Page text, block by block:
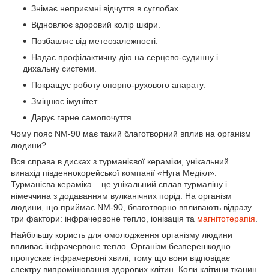
Знімає неприємні відчуття в суглобах.
Відновлює здоровий колір шкіри.
Позбавляє від метеозалежності.
Надає профілактичну дію на серцево-судинну і
дихальну системи.
Покращує роботу опорно-рухового апарату.
Зміцнює імунітет.
Дарує гарне самопочуття.
Чому пояс NM-90 має такий благотворний вплив на організм
людини?
Вся справа в дисках з турманієвої кераміки, унікальний
винахід південнокорейської компанії «Нуга Медікл».
Турманієва кераміка – це унікальний сплав турмаліну і
німеччина з додаванням вулканічних порід. На організм
людини, що приймає NM-90, благотворно впливають відразу
три фактори: інфрачервоне тепло, іонізація та магнітотерапія
Найбільшу користь для омолодження організму людини
впливає інфрачервоне тепло. Організм безперешкодно
пропускає інфрачервоні хвилі, тому що вони відповідає
спектру випромінювання здорових клітин. Коли клітини тканин